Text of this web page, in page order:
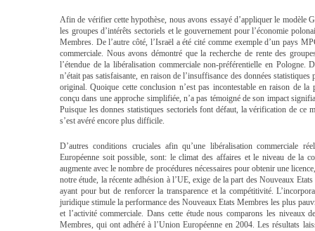
Afin de vérifier cette hypothèse, nous avons essayé d’appliquer le modèle
les groupes d’intérêts sectoriels et le gouvernement pour l’économie
Membres. De l’autre côté, l’Israël a été cité comme exemple d’un pays
commerciale. Nous avons démontré que la recherche de rente des
l’étendue de la libéralisation commerciale non-préférentielle en
n’était pas satisfaisante, en raison de l’insuffisance des données
original. Quoique cette conclusion n’est pas incontestable en raison de
conçu dans une approche simplifiée, n’a pas témoigné de son impact
Puisque les donnes statistiques sectoriels font défaut, la vérification de ce
s’est avéré encore plus difficile.
D’autres conditions cruciales afin qu’une libéralisation commerciale
Européenne soit possible, sont: le climat des affaires et le niveau de la
augmente avec le nombre de procédures nécessaires pour obtenir une
notre étude, la récente adhésion à l’UE, exige de la part des Nouveaux
ayant pour but de renforcer la transparence et la compétitivité.
juridique stimule la performance des Nouveaux Etats Membres les plus
et l’activité commerciale. Dans cette étude nous comparons les
Membres, qui ont adhéré à l’Union Européenne en 2004. Les résultats